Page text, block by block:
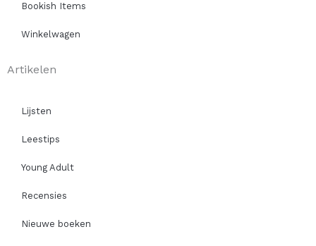
Bookish Items
Winkelwagen
Artikelen
Lijsten
Leestips
Young Adult
Recensies
Nieuwe boeken